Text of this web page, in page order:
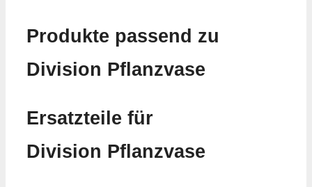
Produkte passend zu
Division Pflanzvase
Ersatzteile für
Division Pflanzvase